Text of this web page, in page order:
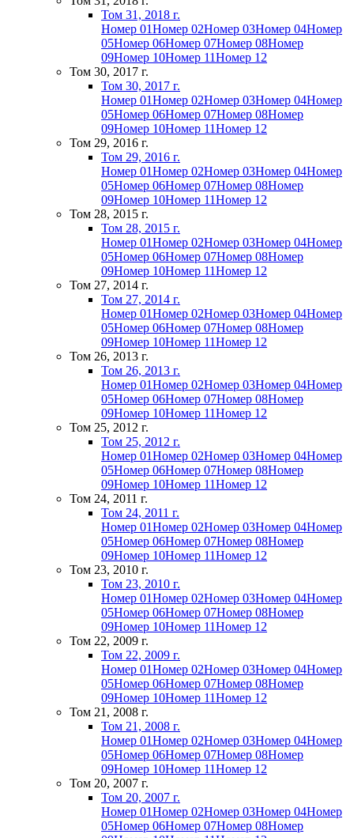
Том 31, 2018 г.
Номер 01Номер 02Номер 03Номер 04Номер
05Номер 06Номер 07Номер 08Номер
09Номер 10Номер 11Номер 12
Том 30, 2017 г.
Том 30, 2017 г.
Номер 01Номер 02Номер 03Номер 04Номер
05Номер 06Номер 07Номер 08Номер
09Номер 10Номер 11Номер 12
Том 29, 2016 г.
Том 29, 2016 г.
Номер 01Номер 02Номер 03Номер 04Номер
05Номер 06Номер 07Номер 08Номер
09Номер 10Номер 11Номер 12
Том 28, 2015 г.
Том 28, 2015 г.
Номер 01Номер 02Номер 03Номер 04Номер
05Номер 06Номер 07Номер 08Номер
09Номер 10Номер 11Номер 12
Том 27, 2014 г.
Том 27, 2014 г.
Номер 01Номер 02Номер 03Номер 04Номер
05Номер 06Номер 07Номер 08Номер
09Номер 10Номер 11Номер 12
Том 26, 2013 г.
Том 26, 2013 г.
Номер 01Номер 02Номер 03Номер 04Номер
05Номер 06Номер 07Номер 08Номер
09Номер 10Номер 11Номер 12
Том 25, 2012 г.
Том 25, 2012 г.
Номер 01Номер 02Номер 03Номер 04Номер
05Номер 06Номер 07Номер 08Номер
09Номер 10Номер 11Номер 12
Том 24, 2011 г.
Том 24, 2011 г.
Номер 01Номер 02Номер 03Номер 04Номер
05Номер 06Номер 07Номер 08Номер
09Номер 10Номер 11Номер 12
Том 23, 2010 г.
Том 23, 2010 г.
Номер 01Номер 02Номер 03Номер 04Номер
05Номер 06Номер 07Номер 08Номер
09Номер 10Номер 11Номер 12
Том 22, 2009 г.
Том 22, 2009 г.
Номер 01Номер 02Номер 03Номер 04Номер
05Номер 06Номер 07Номер 08Номер
09Номер 10Номер 11Номер 12
Том 21, 2008 г.
Том 21, 2008 г.
Номер 01Номер 02Номер 03Номер 04Номер
05Номер 06Номер 07Номер 08Номер
09Номер 10Номер 11Номер 12
Том 20, 2007 г.
Том 20, 2007 г.
Номер 01Номер 02Номер 03Номер 04Номер
05Номер 06Номер 07Номер 08Номер